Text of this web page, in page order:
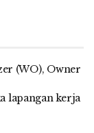
(WO), Owner
lapangan kerja